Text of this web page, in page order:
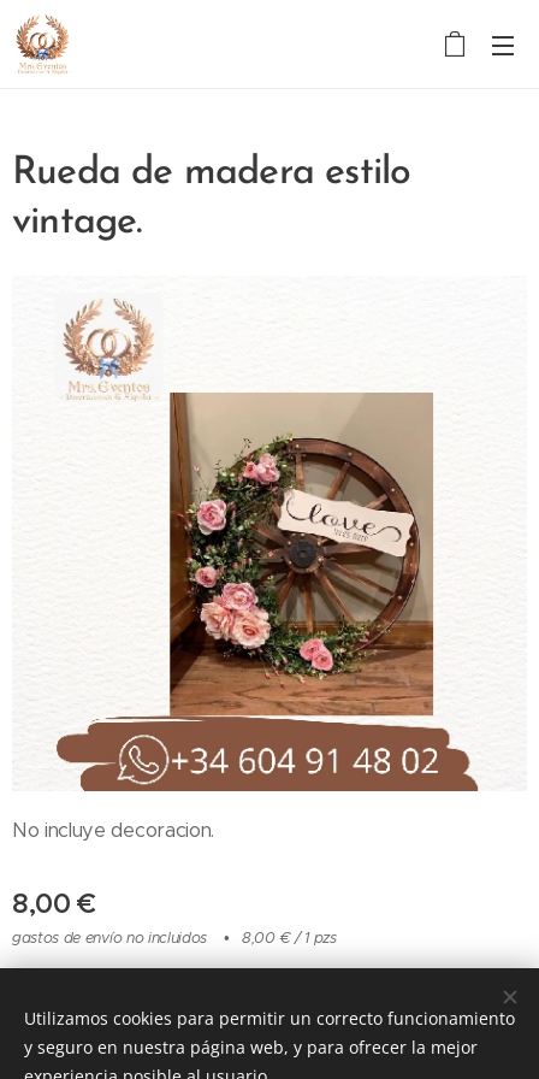
Rueda de madera estilo
vintage.
No incluye decoracion.
8,00 €
gastos de envío no incluidos 8,00 € / 1 pzs
Cookies
Utilizamos cookies para permitir un correcto funcionamiento
y seguro en nuestra página web, y para ofrecer la mejor